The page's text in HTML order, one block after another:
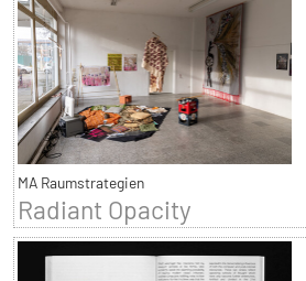
MA Raumstrategien
Radiant Opacity